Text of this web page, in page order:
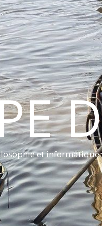
et informatique